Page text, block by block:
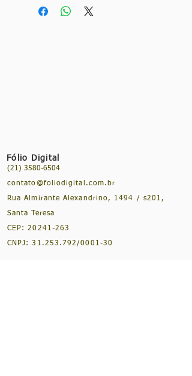
ISBN: 978-65-86911-51-0
Fólio Digital
(21) 3580-6504
contato@foliodigital.com.br
Rua Almirante Alexandrino, 1494 / s201,
Santa Teresa
CEP:20241-263
CNPJ:31.253.792/0001-30